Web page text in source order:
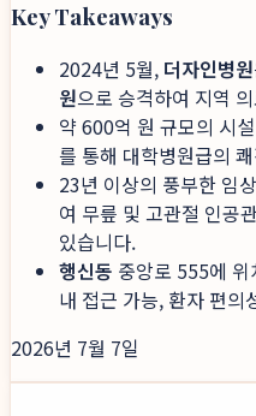
Key Takeaways
2024년 5월, 더자인병원
원으로 승격하여 지역
약 600억 원 규모의 시
를 통해 대학병원급의
23년 이상의 풍부한 임
여 무릎 및 고관절 인공
있습니다.
행신동 중앙로 555에 위
내 접근 가능, 환자 편의
2026년 7월 7일